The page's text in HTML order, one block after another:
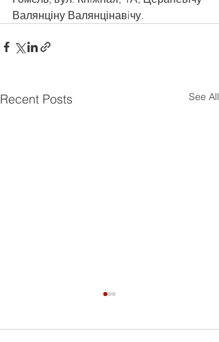
Валянціну Валянцінавiчу.
Recent Posts See All